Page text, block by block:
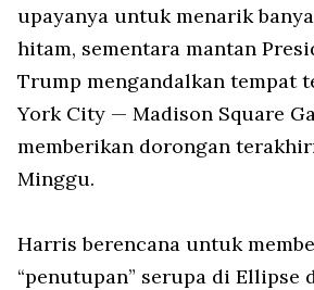
upayanya untuk menarik
hitam, sementara mantan
Trump mengandalkan tempat
York City — Madison Square
memberikan dorongan
Minggu.
Harris berencana untuk
“penutupan” serupa di Ellipse